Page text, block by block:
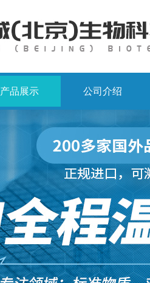
产品展示 公司介绍